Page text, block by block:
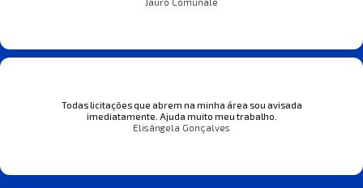
Todas licitações que abrem na minha área sou avisada
imediatamente. Ajuda muito meu trabalho.
Elisângela Gonçalves